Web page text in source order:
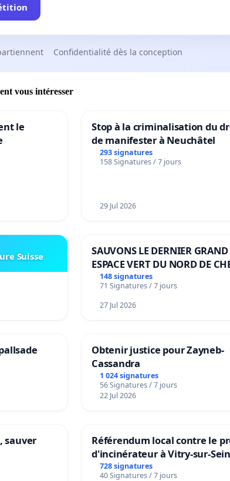
Confidentialité dès la conception
vous intéresser
le
Stop à la criminalisation du
de manifester à Neuchâtel
293 signatures
158 Signatures / 7 jours
29 Jul 2026
Suisse
SAUVONS LE DERNIER GRAND
ESPACE VERT DU NORD DE
BOUGERIES
148 signatures
71 Signatures / 7 jours
27 Jul 2026
Obtenir justice pour Zayneb-
Cassandra
1 024 signatures
56 Signatures / 7 jours
22 Jul 2026
sauver
Référendum local contre le
d'incinérateur à Vitry-sur-
728 signatures
40 Signatures / 7 jours